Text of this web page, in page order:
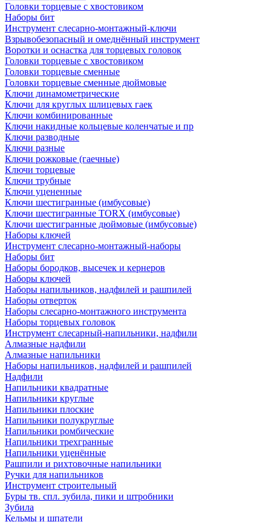
Головки торцевые с хвостовиком
Наборы бит
Инструмент слесарно-монтажный-ключи
Взрывобезопасный и омеднённый инструмент
Воротки и оснаcтка для торцевых головок
Головки торцевые с хвостовиком
Головки торцевые сменные
Головки торцевые сменные дюймовые
Ключи динамометрические
Ключи для круглых шлицевых гаек
Ключи комбинированные
Ключи накидные кольцевые коленчатые и пр
Ключи разводные
Ключи разные
Ключи рожковые (гаечные)
Ключи торцевые
Ключи трубные
Ключи уцененные
Ключи шестигранные (имбусовые)
Ключи шестигранные TORX (имбусовые)
Ключи шестигранные дюймовые (имбусовые)
Наборы ключей
Инструмент слесарно-монтажный-наборы
Наборы бит
Наборы бородков, высечек и кернеров
Наборы ключей
Наборы напильников, надфилей и рашпилей
Наборы отверток
Наборы слесарно-монтажного инструмента
Наборы торцевых головок
Инструмент слесарный-напильники, надфили
Алмазные надфили
Алмазные напильники
Наборы напильников, надфилей и рашпилей
Надфили
Напильники квадратные
Напильники круглые
Напильники плоские
Напильники полукруглые
Напильники ромбические
Напильники трехгранные
Напильники уценённые
Рашпили и рихтовочные напильники
Ручки для напильников
Инструмент строительный
Буры тв. спл. зубила, пики и штробники
Зубила
Кельмы и шпатели